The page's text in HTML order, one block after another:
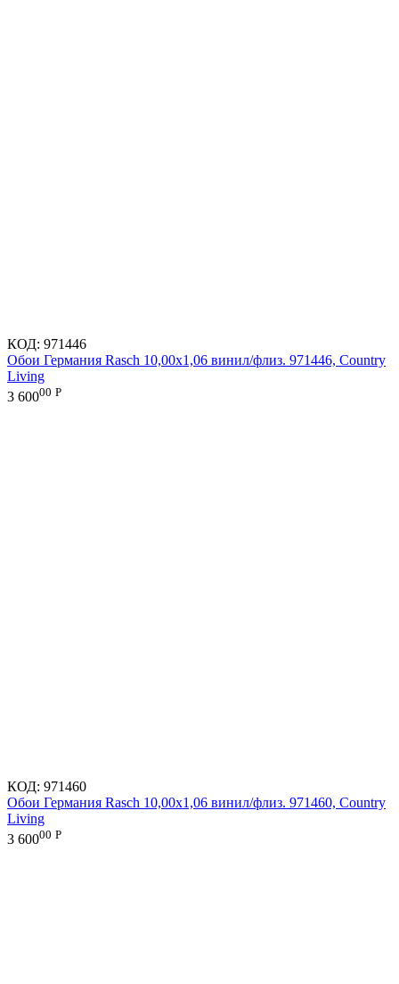
КОД: 971446
Обои Германия Rasch 10,00x1,06 винил/флиз. 971446, Country
Living
3 60000 Р
КОД: 971460
Обои Германия Rasch 10,00x1,06 винил/флиз. 971460, Country
Living
3 60000 Р